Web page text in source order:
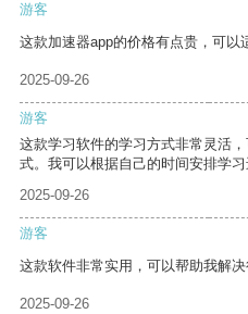
游客
这款加速器app的价格有点贵，可以
2025-09-26
游客
这款学习软件的学习方式非常灵活
式。我可以根据自己的时间安排学习
2025-09-26
游客
这款软件非常实用，可以帮助我解决
2025-09-26